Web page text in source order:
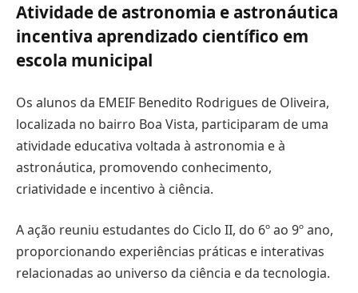
Atividade de astronomia e astronáutica
incentiva aprendizado científico em
escola municipal
Os alunos da EMEIF Benedito Rodrigues de Oliveira,
localizada no bairro Boa Vista, participaram de uma
atividade educativa voltada à astronomia e à
astronáutica, promovendo conhecimento,
criatividade e incentivo à ciência.
A ação reuniu estudantes do Ciclo II, do 6º ao 9º ano,
proporcionando experiências práticas e interativas
relacionadas ao universo da ciência e da tecnologia.